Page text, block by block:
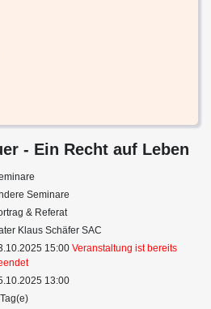
- Ein Recht auf Leben
Seminare
& Referat
Klaus Schäfer SAC
15:00 Veranstaltung ist bereits
13:00